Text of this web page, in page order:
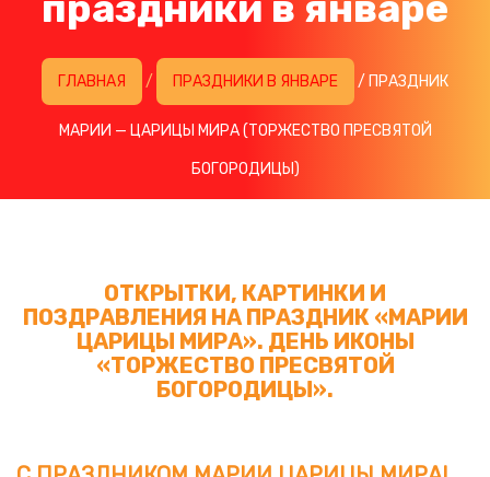
ГЛАВНАЯ / ПРАЗДНИКИ В ЯНВАРЕ / ПРАЗДНИК
МАРИИ — ЦАРИЦЫ МИРА (ТОРЖЕСТВО ПРЕСВЯТОЙ
БОГОРОДИЦЫ)
ОТКРЫТКИ, КАРТИНКИ И
ПОЗДРАВЛЕНИЯ НА ПРАЗДНИК «МАРИИ
ЦАРИЦЫ МИРА». ДЕНЬ ИКОНЫ
«ТОРЖЕСТВО ПРЕСВЯТОЙ
БОГОРОДИЦЫ».